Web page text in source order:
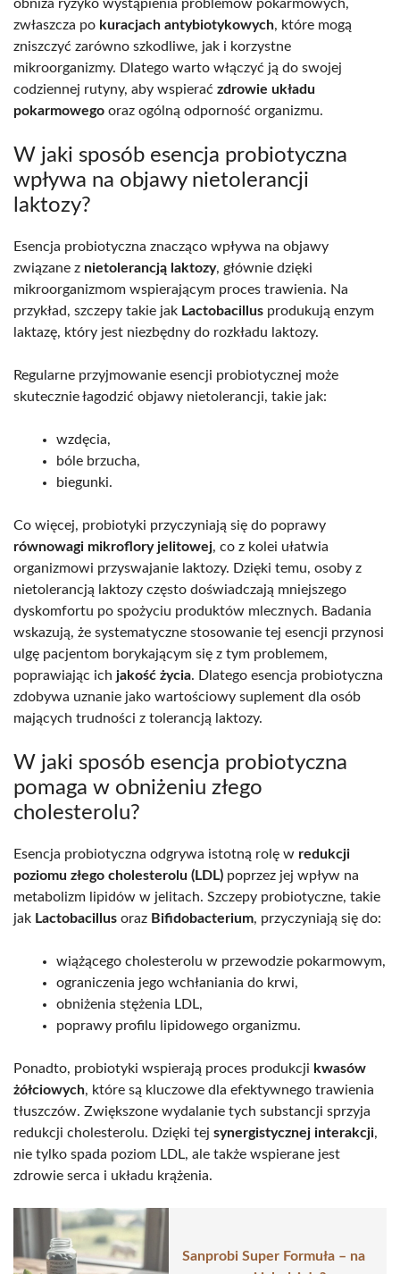
obniża ryzyko wystąpienia problemów pokarmowych,
zwłaszcza po kuracjach antybiotykowych, które mogą
zniszczyć zarówno szkodliwe, jak i korzystne
mikroorganizmy. Dlatego warto włączyć ją do swojej
codziennej rutyny, aby wspierać zdrowie układu
pokarmowego oraz ogólną odporność organizmu.
W jaki sposób esencja probiotyczna
wpływa na objawy nietolerancji
laktozy?
Esencja probiotyczna znacząco wpływa na objawy
związane z nietolerancją laktozy, głównie dzięki
mikroorganizmom wspierającym proces trawienia. Na
przykład, szczepy takie jak Lactobacillus produkują enzym
laktazę, który jest niezbędny do rozkładu laktozy.
Regularne przyjmowanie esencji probiotycznej może
skutecznie łagodzić objawy nietolerancji, takie jak:
wzdęcia,
bóle brzucha,
biegunki.
Co więcej, probiotyki przyczyniają się do poprawy
równowagi mikroflory jelitowej, co z kolei ułatwia
organizmowi przyswajanie laktozy. Dzięki temu, osoby z
nietolerancją laktozy często doświadczają mniejszego
dyskomfortu po spożyciu produktów mlecznych. Badania
wskazują, że systematyczne stosowanie tej esencji przynosi
ulgę pacjentom borykającym się z tym problemem,
poprawiając ich jakość życia. Dlatego esencja probiotyczna
zdobywa uznanie jako wartościowy suplement dla osób
mających trudności z tolerancją laktozy.
W jaki sposób esencja probiotyczna
pomaga w obniżeniu złego
cholesterolu?
Esencja probiotyczna odgrywa istotną rolę w redukcji
poziomu złego cholesterolu (LDL) poprzez jej wpływ na
metabolizm lipidów w jelitach. Szczepy probiotyczne, takie
jak Lactobacillus oraz Bifidobacterium, przyczyniają się do:
wiążącego cholesterolu w przewodzie pokarmowym,
ograniczenia jego wchłaniania do krwi,
obniżenia stężenia LDL,
poprawy profilu lipidowego organizmu.
Ponadto, probiotyki wspierają proces produkcji kwasów
żółciowych, które są kluczowe dla efektywnego trawienia
tłuszczów. Zwiększone wydalanie tych substancji sprzyja
redukcji cholesterolu. Dzięki tej synergistycznej interakcji,
nie tylko spada poziom LDL, ale także wspierane jest
zdrowie serca i układu krążenia.
Sanprobi Super Formuła – na